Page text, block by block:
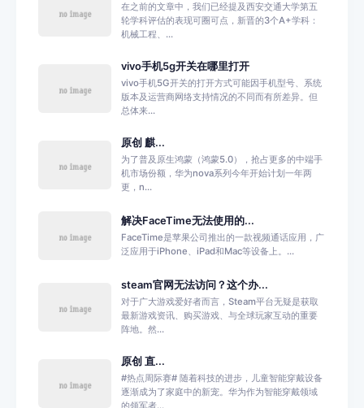
在之前的文章中，我们已经提及西安交通大学第五
轮学科评估的表现可圈可点，新晋的3个A+学科：
机械工程、...
vivo手机5g开关在哪里打开
vivo手机5G开关的打开方式可能因手机型号、系统
版本及运营商网络支持情况的不同而有所差异。但
总体来...
原创 麒...
为了普及原生鸿蒙（鸿蒙5.0），抢占更多的中端手
机市场份额，华为nova系列今年开始计划一年两
更，n...
解决FaceTime无法使用的...
FaceTime是苹果公司推出的一款视频通话应用，广
泛应用于iPhone、iPad和Mac等设备上。...
steam官网无法访问？这个办...
对于广大游戏爱好者而言，Steam平台无疑是获取
最新游戏资讯、购买游戏、与全球玩家互动的重要
阵地。然...
原创 直...
#热点周际赛# 随着科技的进步，儿童智能穿戴设备
逐渐成为了家庭中的新宠。华为作为智能穿戴领域
的领军者...